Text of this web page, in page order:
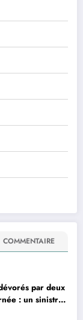
COMMENTAIRE
par deux
: un sinistre